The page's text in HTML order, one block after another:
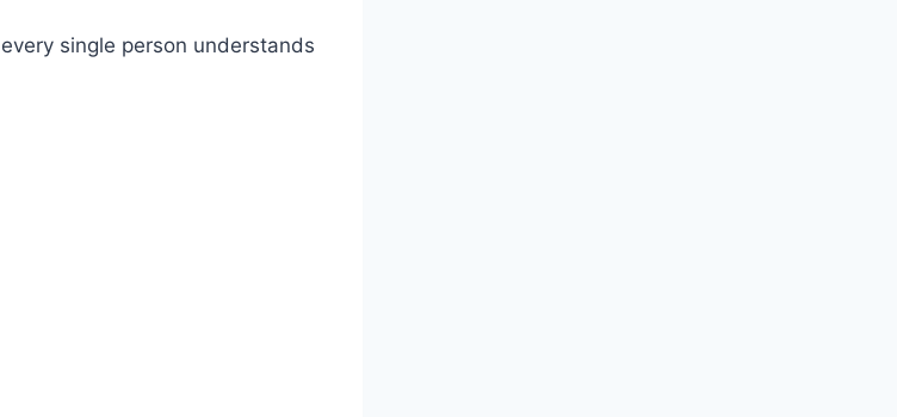
single person understands